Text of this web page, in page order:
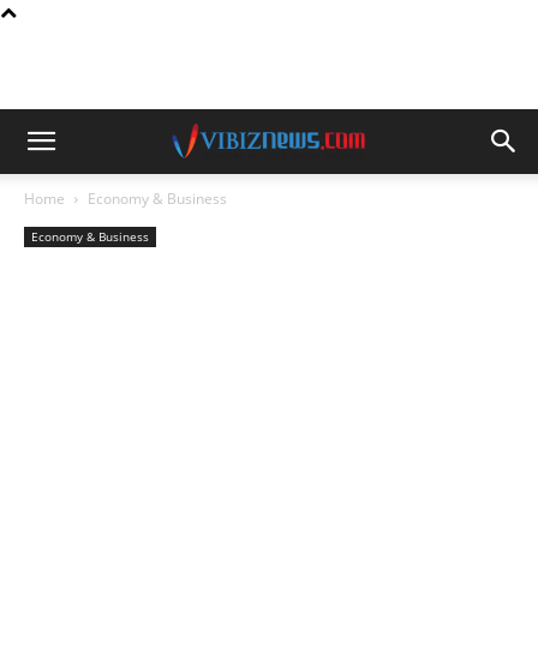
Home Economy & Business
Economy & Business